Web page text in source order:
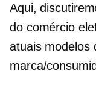
Aqui,
do comércio
atuais modelos
marca/